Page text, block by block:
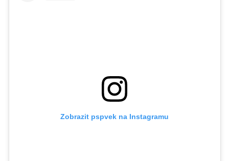
Zobrazit pspvek na Instagramu